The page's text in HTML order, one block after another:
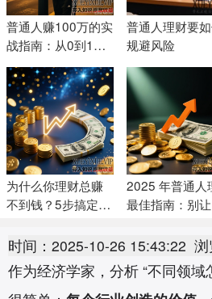
普通人赚100万的实
战指南：从0到1的
可复制路径
普通人理财要
规避风险
为什么你理财总赚
不到钱？5步搞定能
别再瞎忙
2025 年普通人
最佳指南：别
益
时间：2025-10-26 15:43:22
作为经济学家，分析 “不同领域